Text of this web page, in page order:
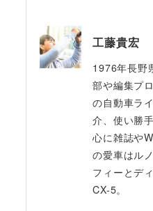
工藤貴宏
1976年長野
部や編集プ
の自動車ラ
介、使い勝
心に雑誌や
の愛車はル
フィーとデ
CX-5。